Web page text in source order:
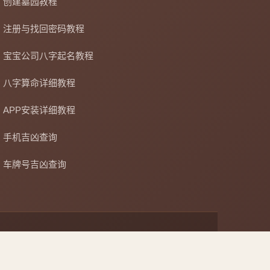
注册与找回密码教程
宝宝公司八字起名教程
八字算命详细教程
APP安装详细教程
手机吉凶查询
车牌号吉凶查询